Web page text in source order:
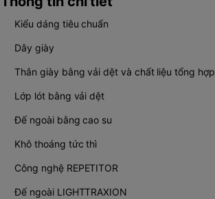
Kiểu dáng tiêu chuẩn
Dây giày
Thân giày bằng vải dệt và chất liệu tổng hợp
Lớp lót bằng vải dệt
Đế ngoài bằng cao su
Khô thoáng tức thì
Công nghệ REPETITOR
Đế ngoài LIGHTTRAXION